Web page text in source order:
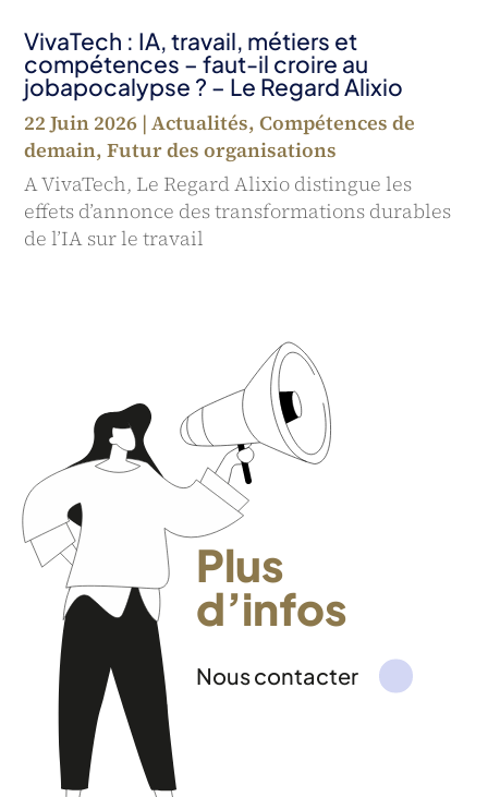
VivaTech : IA, travail, métiers et
compétences – faut-il croire au
jobapocalypse ? – Le Regard Alixio
22 Juin 2026 |Actualités,Compétences de
demain,Futur des organisations
A VivaTech, Le Regard Alixio distingue les
effets d’annonce des transformations durables
de l’IA sur le travail
Plus
d’infos
Nous contacter